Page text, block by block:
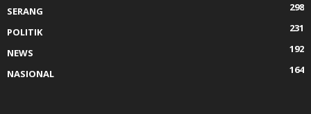
SERANG
298
POLITIK
231
NEWS
192
NASIONAL
164